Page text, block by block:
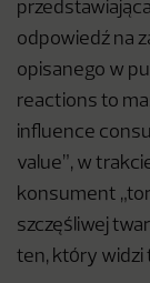
odpowiedź na
opisanego w
reactions to
influence
value”, w
konsument
szczęśliwej
ten, który widzi